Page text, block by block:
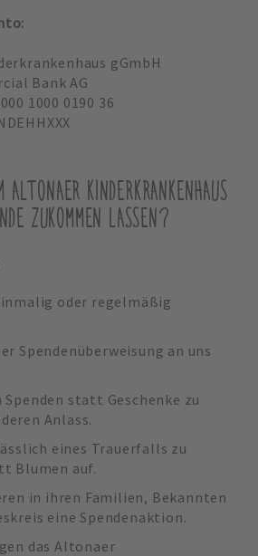
gGmbH
Bank AG
1000 0190 36
KINDERKRANKENHAUS
ZUKOMMEN LASSEN?
oder regelmäßig
Spendenüberweisung an uns
Spenden statt Geschenke zu
Anlass.
eines Trauerfalls zu
Blumen auf.
in ihren Familien, Bekannten
eine Spendenaktion.
das Altonaer